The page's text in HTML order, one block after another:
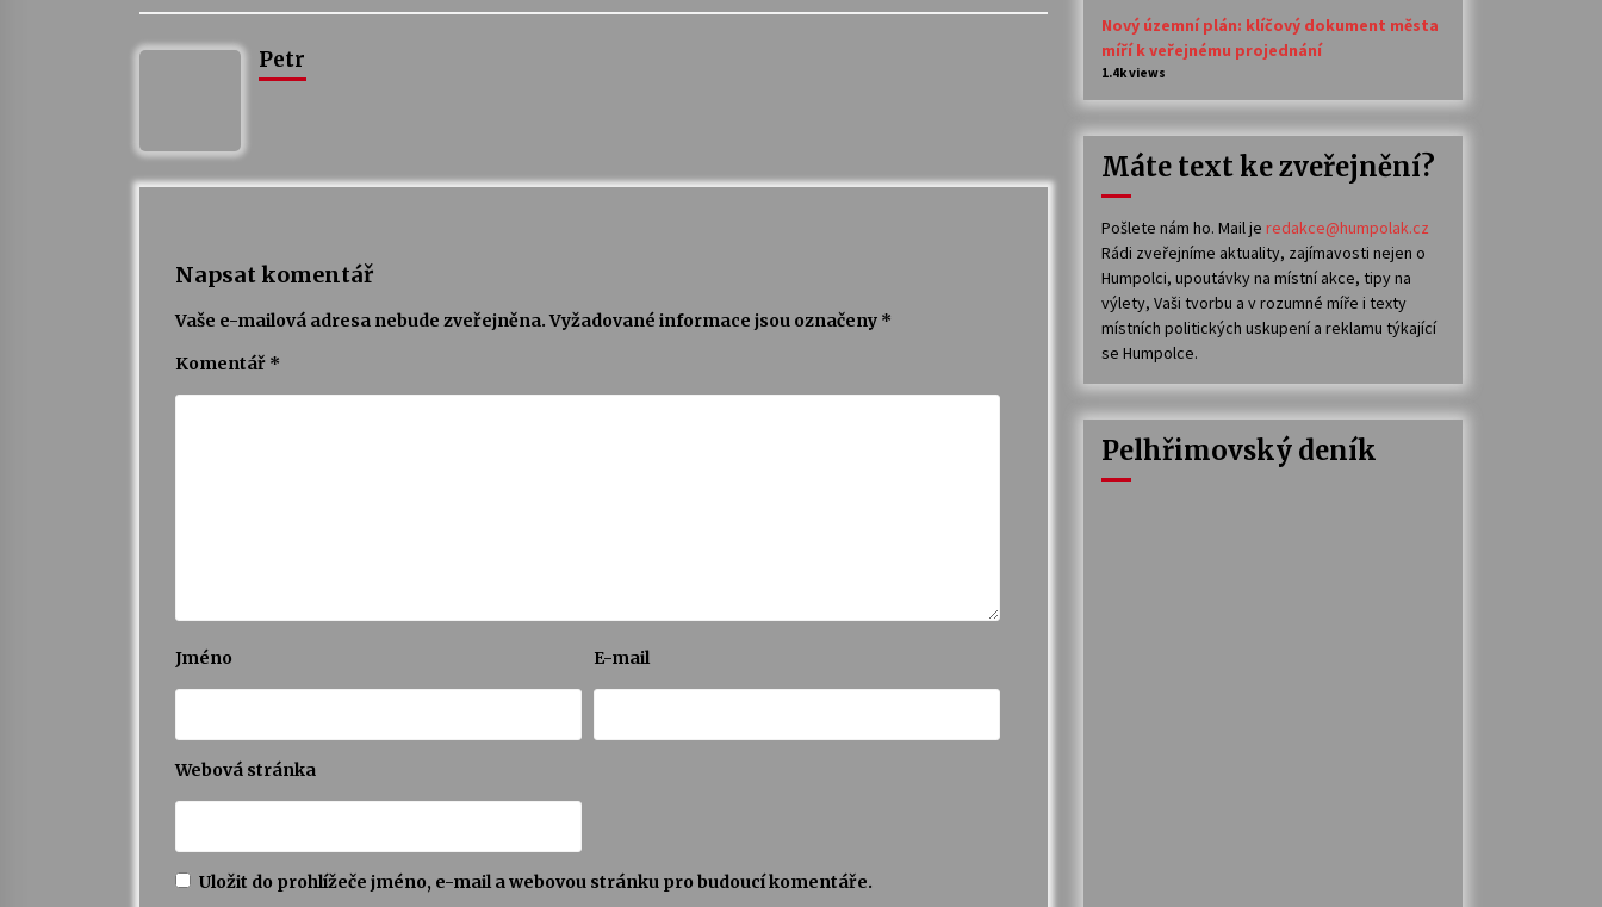
Petr
Napsat komentář
Vaše e-mailová adresa nebude zveřejněna. Vyžadované informace jsou označeny *
Komentář *
Jméno E-mail
Webová stránka
Uložit do prohlížeče jméno, e-mail a webovou stránku pro budoucí komentáře.
Nový územní plán: klíčový dokument města
míří k veřejnému projednání
1.4k views
Máte text ke zveřejnění?
Pošlete nám ho. Mail je redakce@humpolak.cz
Rádi zveřejníme aktuality, zajímavosti nejen o
Humpolci, upoutávky na místní akce, tipy na
výlety, Vaši tvorbu a v rozumné míře i texty
místních politických uskupení a reklamu týkající
se Humpolce.
Pelhřimovský deník